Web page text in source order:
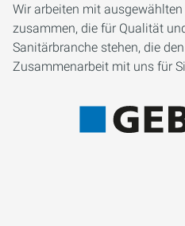
Wir arbeiten mit
zusammen, die für Qualität
Sanitärbranche stehen, die
Zusammenarbeit mit uns für